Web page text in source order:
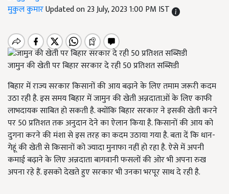
मुकुल कुमारUpdated on 23 July, 2023 1:00 PM IST
जामुन की खेती पर बिहार सरकार दे रही 50 प्रतिशत सब्सिडी
बिहार में राज्य सरकार किसानों की आय बढ़ाने के लिए तमाम जरूरी कदम
उठा रही है. इस समय बिहार में जामुन की खेती अन्नदाताओं के लिए काफी
लाभदायक साबित हो सकती है. क्योंकि बिहार सरकार ने इसकी खेती करने
पर 50 प्रतिशत तक अनुदान देने का ऐलान किया है. किसानों की आय को
दुगना करने की मंशा से इस तरह का कदम उठाया गया है. बता दें कि धान-
गेहूं की खेती से किसानों को ज्यादा मुनाफा नहीं हो रहा है. ऐसे में अपनी
कमाई बढ़ाने के लिए अन्नदाता बागवानी फसलों की ओर भी अपना रुख
अपना रहे हैं. इसको देखते हुए सरकार भी उनका भरपूर साथ दे रही है.